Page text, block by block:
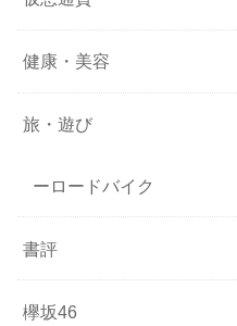
健康・美容
旅・遊び
ーロードバイク
書評
欅坂46